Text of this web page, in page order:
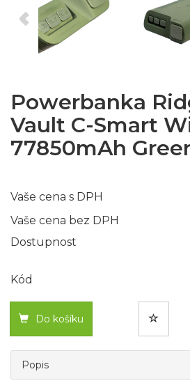
Powerbanka
Vault C-Smart
77850mAh
Vaše cena s DPH
Vaše cena bez DPH
Dostupnost
Kód
Do košíku
Popis